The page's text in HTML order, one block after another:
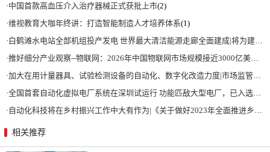
·中国首款高血压介入治疗器械正式获批上市(2)
·维视教育大咖年终讲：打造智能制造人才培养体系(1)
·白鹤滩水电站全部机组投产发电 世界最大清洁能源走廊全面建成|将为建设新型能源体系、保障国家能源安全、实现“双碳”目标提供有力支撑
·推好细分产业观察--物联网：2026年中国物联网市场规模接近3000亿美元 智慧工厂、智慧城市、智慧电网等将占60%以上
·加大在用计量器具、试验检测设备的自动化、数字化改造力度|市场监管总局 工业和信息化部 关于促进企业计量能力提升的指导意见
·全国首套自动化虚拟电厂系统在深圳试运行 功能匹敌大型电厂，已入选国际典型案例
· 自动化科技将在乡村振兴工作中大有作为|《关于做好2023年全面推进乡村振兴重点工作的意见》发布
相关推荐